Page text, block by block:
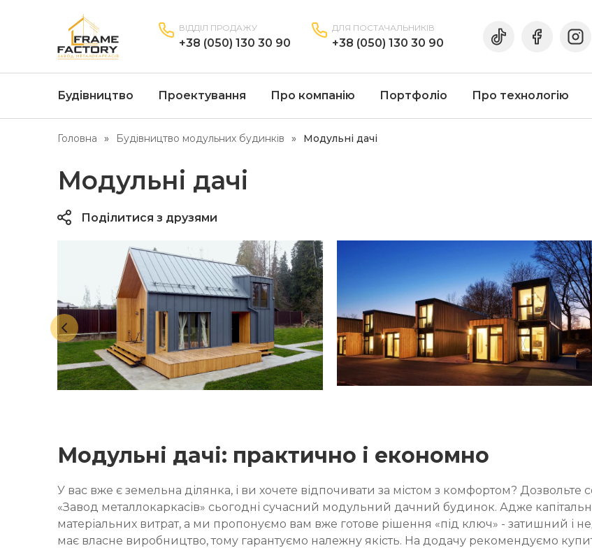
ВІДДІЛ ПРОДАЖУ
+38 (050) 130 30 90
ДЛЯ ПОСТАЧАЛЬНИКІВ
+38 (050) 130 30 90
Будівництво Проектування Про компанію Портфоліо Про технологію
Головна Будівництво модульних будинків Модульні дачі
Модульні дачі
Поділитися з друзями
Модульні дачі: практично і економно
У вас вже є земельна ділянка, і ви хочете відпочивати за містом з комфортом?
«Завод металлокаркасів» сьогодні сучасний модульний дачний будинок. Адже
матеріальних витрат, а ми пропонуємо вам вже готове рішення «під ключ» - затишний
має власне виробництво, тому гарантуємо належну якість. На додачу рекомендуємо